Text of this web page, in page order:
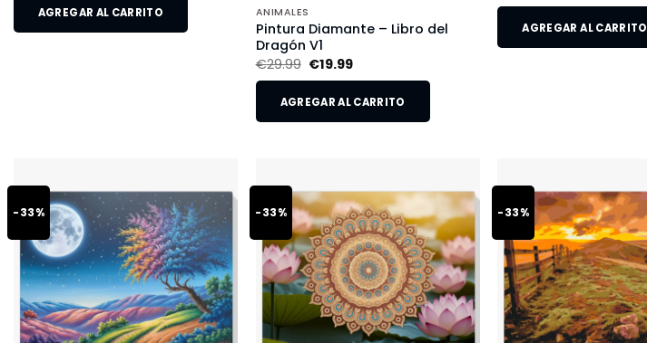
AGREGAR AL CARRITO ANIMALES
Pintura Diamante – Libro del
Dragón V1
€29.99 €19.99
AGREGAR AL CARRITO
AGREGAR AL CARRITO
-33% -33% -33%